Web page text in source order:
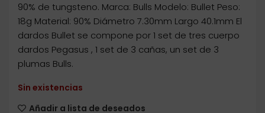
90% de tungsteno. Marca: Bulls Modelo: Bullet Peso:
18g Material: 90% Diámetro 7.30mm Largo 40.1mm El
dardos Bullet se compone por 1 set de tres cuerpo
dardos Pegasus , 1 set de 3 cañas, un set de 3
plumas Bulls.
Sin existencias
Añadir a lista de deseados